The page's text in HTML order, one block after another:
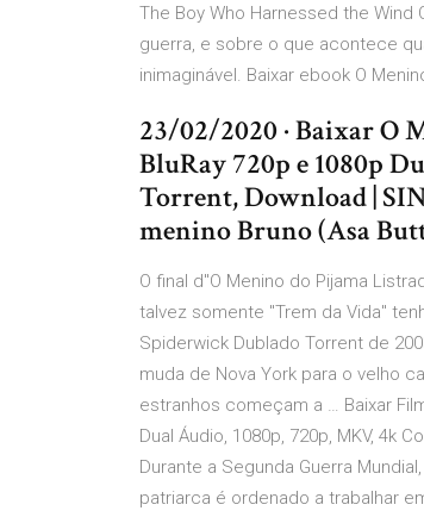
The Boy Who Harnessed the
guerra, e sobre o que acontece
inimaginável. Baixar ebook O
23/02/2020 · Baixar O
BluRay 720p e 1080p
Torrent, Download |
menino Bruno (Asa
O final d"O Menino do Pijama
talvez somente "Trem da Vida"
Spiderwick Dublado Torrent de
muda de Nova York para o velho
estranhos começam a … Baixar
Dual Áudio, 1080p, 720p, MKV, 4k
Durante a Segunda Guerra
patriarca é ordenado a trabalhar